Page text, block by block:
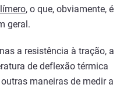
, o que, obviamente, é
geral.
a resistência à tração, a
de deflexão térmica
maneiras de medir a